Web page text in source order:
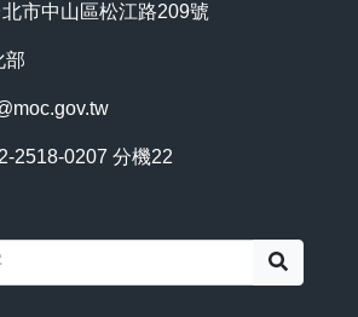
市中山區松江路209號
部
2518-0207 分機22